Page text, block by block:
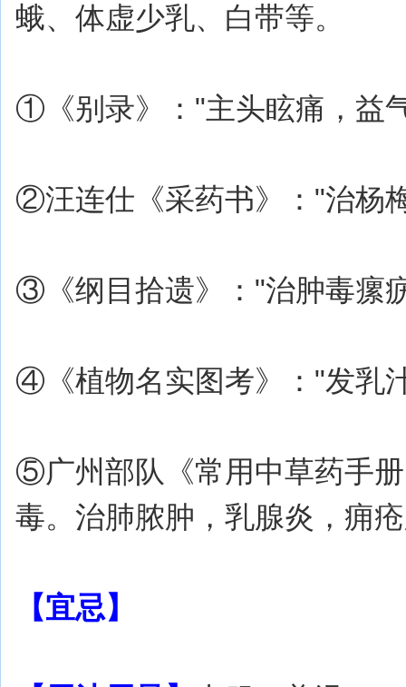
蛾、体虚少乳、白带等。
①《别录》："主头眩痛，益
②汪连仕《采药书》："治杨
③《纲目拾遗》："治肿毒瘰
④《植物名实图考》："发乳
⑤广州部队《常用中草药手
毒。治肺脓肿，乳腺炎，痈
【宜忌】